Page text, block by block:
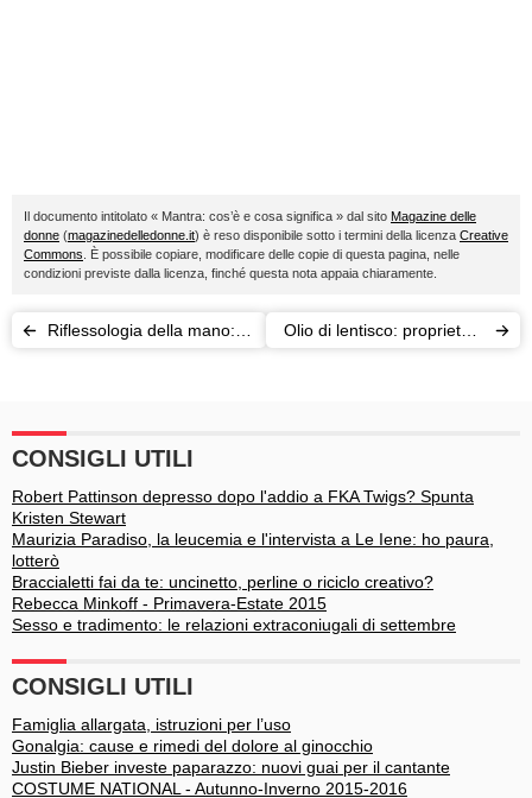
Il documento intitolato « Mantra: cos’è e cosa significa » dal sito Magazine delle
donne (magazinedelledonne.it) è reso disponibile sotto i termini della licenza Creative
Commons . È possibile copiare, modificare delle copie di questa pagina, nelle
condizioni previste dalla licenza, finché questa nota appaia chiaramente.
Riflessologia della mano:
Olio di lentisco: proprietà e
CONSIGLI UTILI
Robert Pattinson depresso dopo l'addio a FKA Twigs? Spunta
Kristen Stewart
Maurizia Paradiso, la leucemia e l'intervista a Le Iene: ho paura,
lotterò
Braccialetti fai da te: uncinetto, perline o riciclo creativo?
Rebecca Minkoff - Primavera-Estate 2015
Sesso e tradimento: le relazioni extraconiugali di settembre
CONSIGLI UTILI
Famiglia allargata, istruzioni per l’uso
Gonalgia: cause e rimedi del dolore al ginocchio
Justin Bieber investe paparazzo: nuovi guai per il cantante
COSTUME NATIONAL - Autunno-Inverno 2015-2016